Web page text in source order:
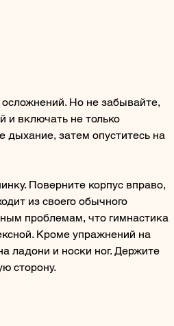
и включать не только
дыхание, затем опуститесь на
Поверните корпус вправо,
из своего обычного
проблемам, что гимнастика
Кроме упражнений на
ладони и носки ног. Держите
сторону.